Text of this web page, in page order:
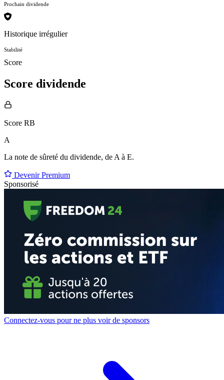
Prochain dividende
Historique irrégulier
Stabilité
Score
Score dividende
Score RB
A
La note de sûreté du dividende, de A à E.
Devenir Premium
Sponsorisé
Connectez-vous pour ne plus voir de sponsors